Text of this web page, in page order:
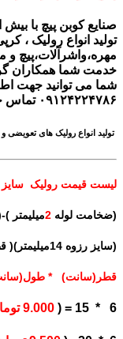
تولید انواع رولیک ،
مهره،واشرآلات،پیچ و
خدمت شما همکاران
شما می توانید جهت
۰۹۱۲۴۲۲۴۷۸۶ تماس حاصل نمایید.
تولید انواع رولیک های تعویضی
لیست قیمت رولیک سایز 6
(ضخامت لوله
(سایز رزوه 14میلیمتر)( قطر لوله
قطر(سانت) *
6 * 15 = ( 9.000 تومان